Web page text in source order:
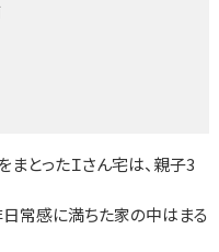
とったＩさん宅は、親子3
日常感に満ちた家の中はまる